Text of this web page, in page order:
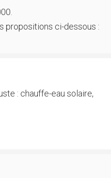
propositions ci-dessous :
: chauffe-eau solaire,